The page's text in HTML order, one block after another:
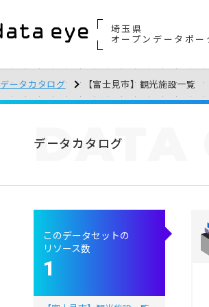
埼玉県
オープンデータポー
データカタログ 【富士見市】観光施設一覧
データカタログ
DATA
このデータセットの
リソース数
1